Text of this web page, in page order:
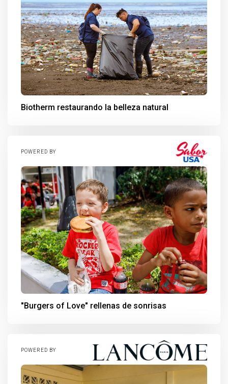
Biotherm restaurando la belleza natural
POWERED BY
"Burgers of Love" rellenas de sonrisas
POWERED BY